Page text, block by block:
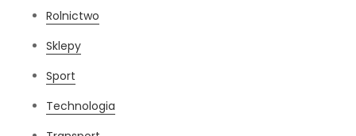
Rolnictwo
Sklepy
Sport
Technologia